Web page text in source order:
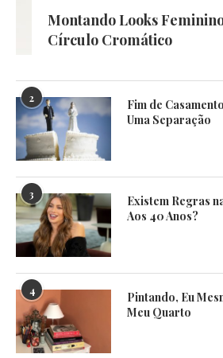
Montando Looks
Círculo Cromático
2
Fim de
Uma Separação
3
Existem Regras
Aos 40 Anos?
4
Pintando, Eu
Meu Quarto